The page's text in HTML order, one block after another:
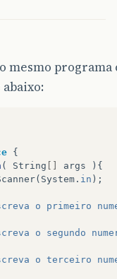
mesmo programa
{
( String [] args
){
( System . in );
o primeiro
o segundo
o terceiro